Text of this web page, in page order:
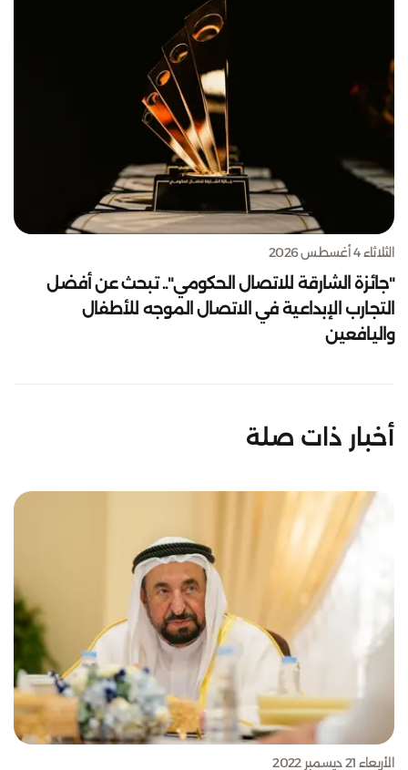
الثلاثاء 4 أغسطس 2026
"جائزة الشارقة للاتصال الحكومي".. تبحث عن أفضل
التجارب الإبداعية في الاتصال الموجه للأطفال
واليافعين
أخبار ذات صلة
الأربعاء 21 ديسمبر 2022